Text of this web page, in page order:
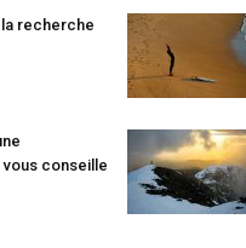
recherche
vous conseille